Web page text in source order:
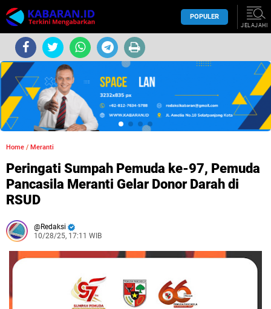
POPULER
JELAJAHI
Home / Meranti
Peringati Sumpah Pemuda ke-97, Pemuda
Pancasila Meranti Gelar Donor Darah di
RSUD
Redaksi
10/28/25, 17:11 WIB